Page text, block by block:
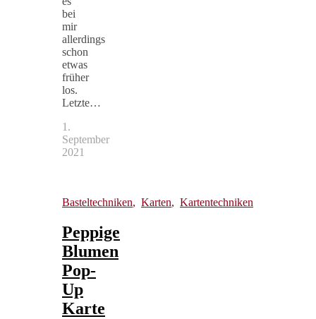
bei
mir
allerdings
schon
etwas
früher
los.
Letzte…
1.
September
2021
Basteltechniken, Karten, Kartentechniken
Peppige
Blumen
Pop-
Up
Karte